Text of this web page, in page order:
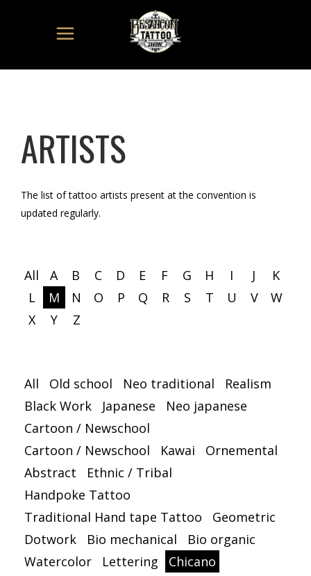
ARTISTS
The list of tattoo artists present at the convention is
updated regularly.
All A B C D E F G H I J
K
L
M N O P Q R S T U V
W
X
Y Z
All Old school Neo traditional
Realism
Black Work
Japanese
Neo japanese
Cartoon / Newschool
Cartoon / Newschool
Kawai
Ornemental
Abstract
Ethnic / Tribal
Handpoke Tattoo
Traditional Hand tape Tattoo
Geometric
Dotwork
Bio mechanical
Bio organic
Watercolor
Lettering Chicano